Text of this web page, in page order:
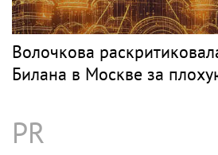
Волочкова
Билана в Москве за
PR